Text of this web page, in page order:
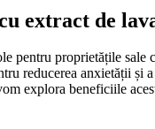
extract de
reducerea anxietății și
explora beneficiile